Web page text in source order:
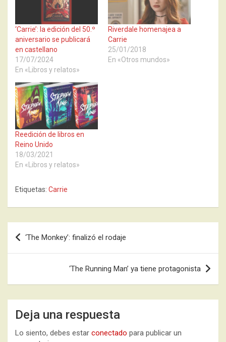
‘Carrie’: la edición del 50.º
aniversario se publicará
en castellano
17/07/2024
En «Libros y relatos»
Riverdale homenajea a
Carrie
25/01/2018
En «Otros mundos»
Reedición de libros en
Reino Unido
18/03/2021
En «Libros y relatos»
Etiquetas: Carrie
Navegación
de
‘The Monkey’: finalizó el rodaje
‘The Running Man’ ya tiene protagonista
Deja una respuesta
Lo siento, debes estar conectado para publicar un